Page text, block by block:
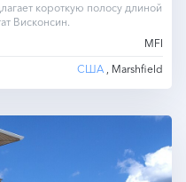
короткую полосу длиной
Висконсин.
MFI
США , Marshfield